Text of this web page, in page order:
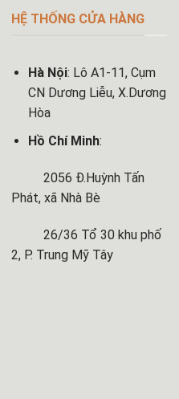
HỆ THỐNG CỬA HÀNG
Hà Nội: Lô A1-11, Cụm
CN Dương Liễu, X.Dương
Hòa
Hồ Chí Minh:
2056 Đ.Huỳnh Tấn
Phát, xã Nhà Bè
26/36 Tổ 30 khu phố
2, P. Trung Mỹ Tây